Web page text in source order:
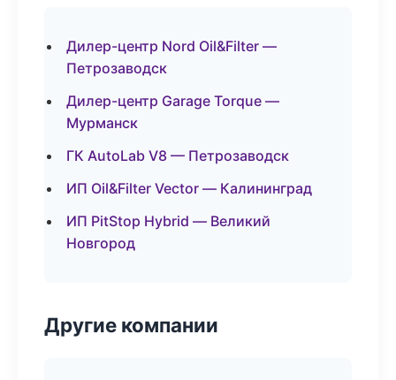
Дилер-центр Nord Oil&Filter —
Петрозаводск
Дилер-центр Garage Torque —
Мурманск
ГК AutoLab V8 — Петрозаводск
ИП Oil&Filter Vector — Калининград
ИП PitStop Hybrid — Великий
Новгород
Другие компании